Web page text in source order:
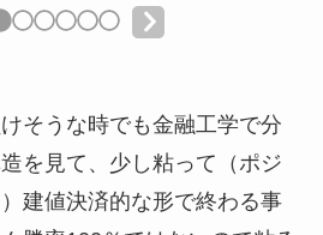
そうな時でも金融工学で分
を見て、少し粘って（ポジ
建値決済的な形で終わる事